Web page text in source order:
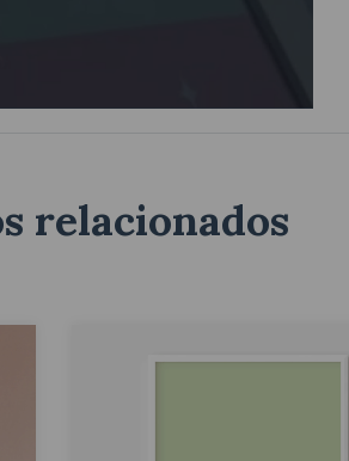
relacionados